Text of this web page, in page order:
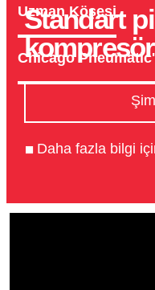
Uzman Köşesi
Chicago
Standart
Daha fazla bilgi